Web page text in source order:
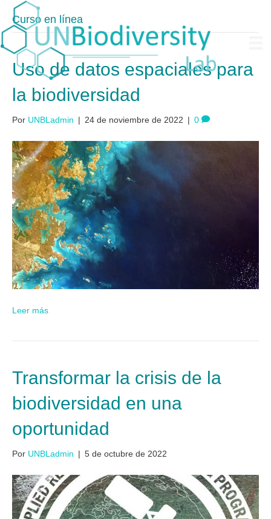
Curso en línea
Uso de datos espaciales para
la biodiversidad
Por UNBLadmin | 24 de noviembre de 2022 | 0
Leer más
Transformar la crisis de la
biodiversidad en una
oportunidad
Por UNBLadmin | 5 de octubre de 2022